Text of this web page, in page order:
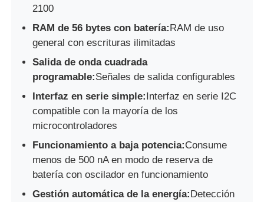
Recorrido por la fábrica
Control de Calidad
Contáctenos
Noticias
Casos de trabajo
Array de puertas programables de campo FPGA
2100
RAM de 56 bytes con batería:RAM de uso
general con escrituras ilimitadas
Salida de onda cuadrada
programable:Señales de salida configurables
Interfaz en serie simple:Interfaz en serie I2C
compatible con la mayoría de los
microcontroladores
Funcionamiento a baja potencia:Consume
menos de 500 nA en modo de reserva de
batería con oscilador en funcionamiento
Gestión automática de la energía:Detección